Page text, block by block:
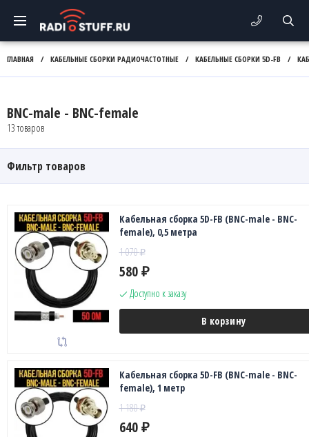
ГЛАВНАЯ / КАБЕЛЬНЫЕ СБОРКИ РАДИОЧАСТОТНЫЕ / КАБЕЛЬНЫЕ СБОРКИ 5D-FB /
BNC-male - BNC-female
13 товаров
Фильтр товаров
Кабельная сборка 5D-FB (BNC-male - BNC-
female), 0,5 метра
1 070₽
580 ₽
Доступно к заказу
В корзину
Кабельная сборка 5D-FB (BNC-male - BNC-
female), 1 метр
1 180₽
640 ₽